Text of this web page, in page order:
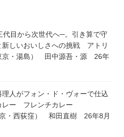
代目から次世代へ─。引き算で守
新しいおいしさへの挑戦 アトリ
京・湯島） 田中源吾・源 26年
理人がフォン・ド・ヴォーで仕込
レー フレンチカレー
・西荻窪） 和田直樹 26年8月